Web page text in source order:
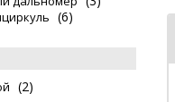
(6)
(2)